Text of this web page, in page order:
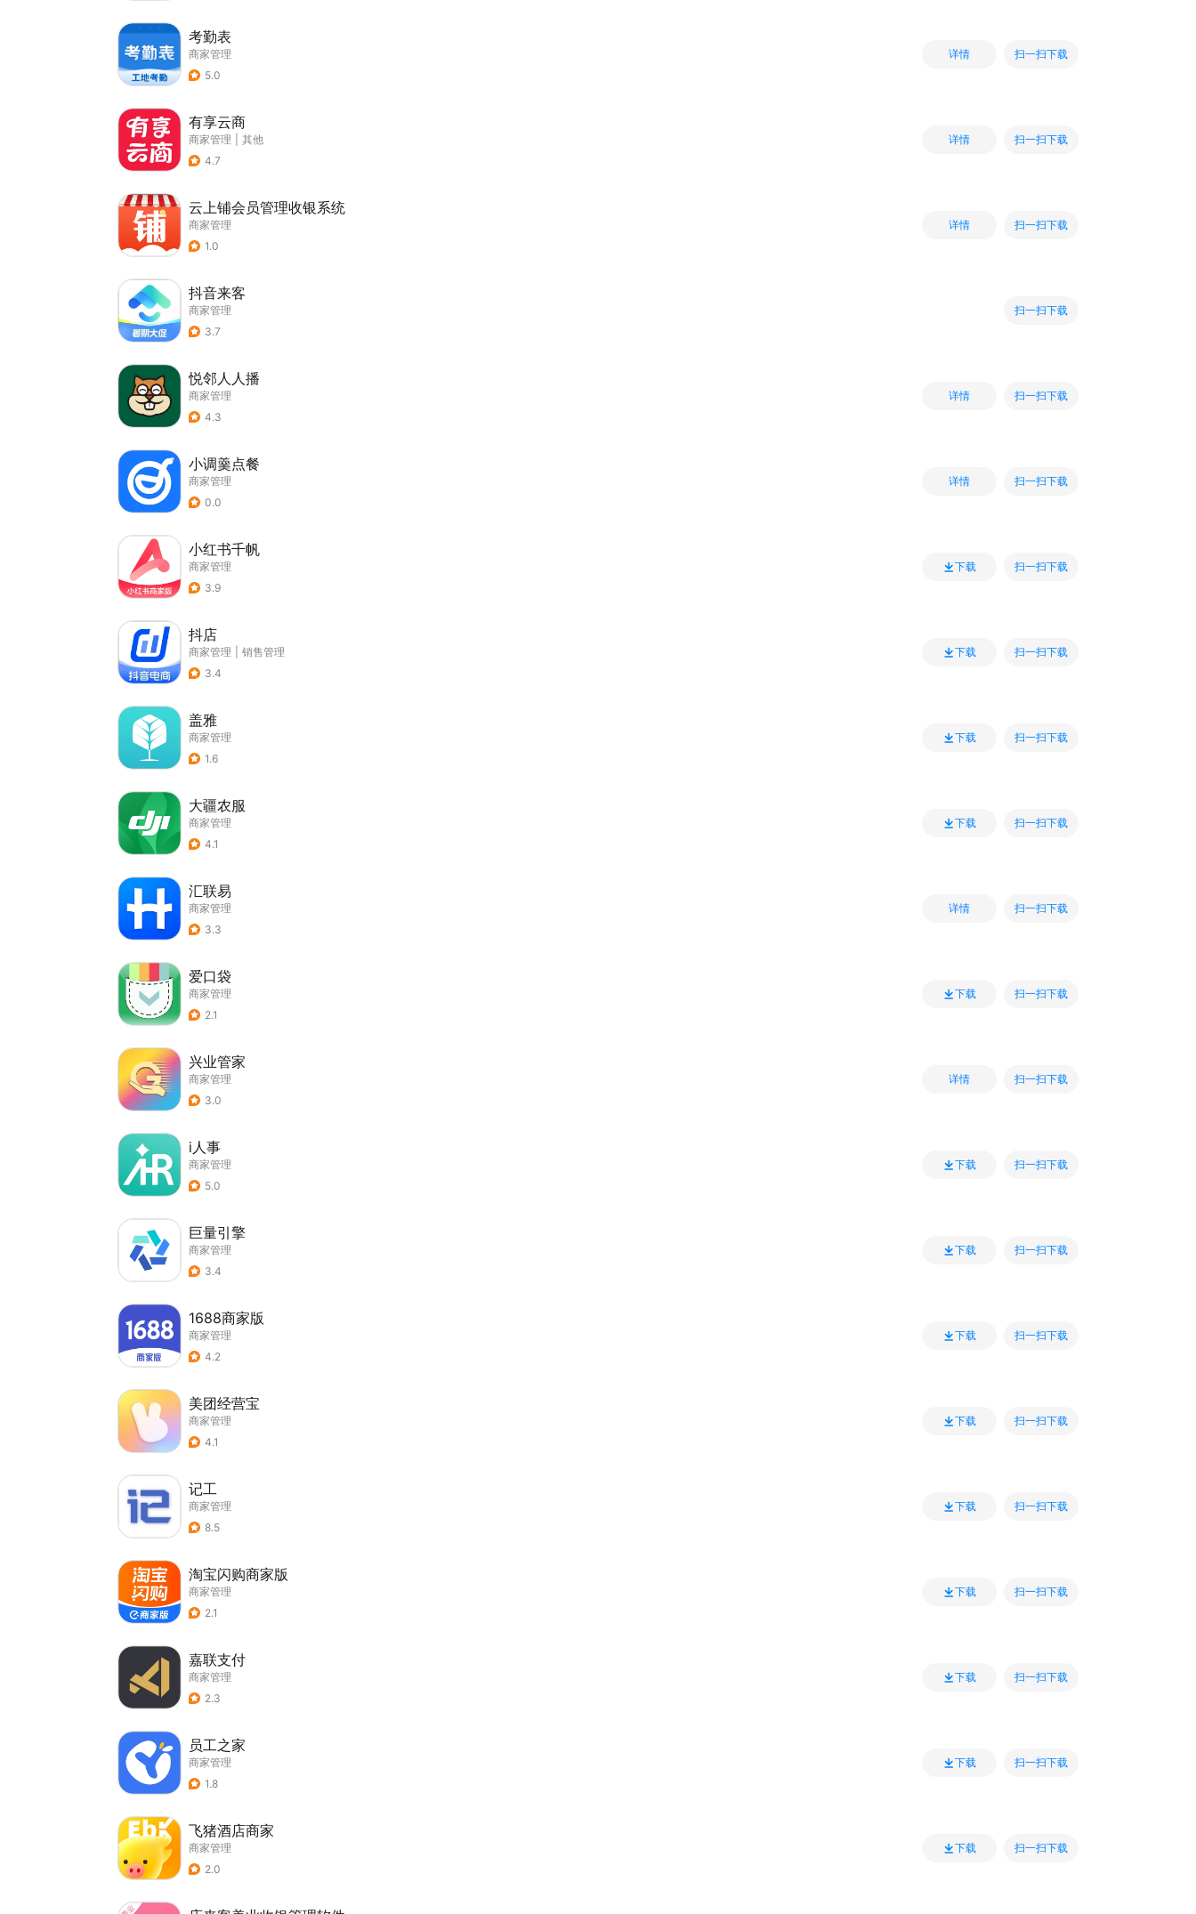
考勤表
商家管理
5.0
详情 扫一扫下载
有享云商
商家管理
其他
4.7
详情 扫一扫下载
云上铺会员管理收银系统
商家管理
1.0
详情 扫一扫下载
抖音来客
商家管理
3.7
扫一扫下载
悦邻人人播
商家管理
4.3
详情 扫一扫下载
小调羹点餐
商家管理
0.0
详情 扫一扫下载
小红书千帆
商家管理
3.9
下载 扫一扫下载
抖店
商家管理
销售管理
3.4
下载 扫一扫下载
盖雅
商家管理
1.6
下载 扫一扫下载
大疆农服
商家管理
4.1
下载 扫一扫下载
汇联易
商家管理
3.3
详情 扫一扫下载
爱口袋
商家管理
2.1
下载 扫一扫下载
兴业管家
商家管理
3.0
详情 扫一扫下载
i人事
商家管理
5.0
下载 扫一扫下载
巨量引擎
商家管理
3.4
下载 扫一扫下载
1688商家版
商家管理
4.2
下载 扫一扫下载
美团经营宝
商家管理
4.1
下载 扫一扫下载
记工
商家管理
8.5
下载 扫一扫下载
淘宝闪购商家版
商家管理
2.1
下载 扫一扫下载
嘉联支付
商家管理
2.3
下载 扫一扫下载
员工之家
商家管理
1.8
下载 扫一扫下载
飞猪酒店商家
商家管理
2.0
下载 扫一扫下载